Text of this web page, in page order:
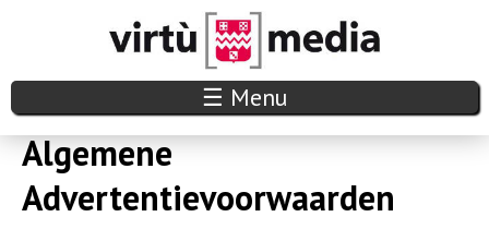
Overslaan
en
naar
de
inhoud
gaan
V
i
☰ Menu
Algemene
Advertentievoorwaarden